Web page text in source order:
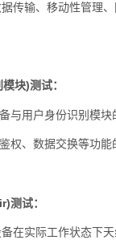
输、移动性管理、
块)测试：
用户身份识别模块
、数据交换等功能
测试：
实际工作状态下天